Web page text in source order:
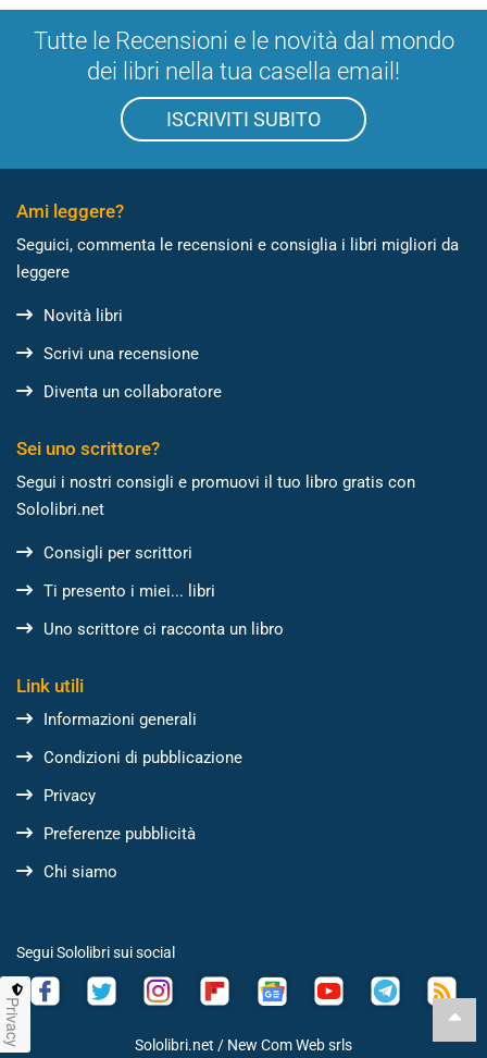
Tutte le Recensioni e le novità dal mondo
dei libri nella tua casella email!
ISCRIVITI SUBITO
Ami leggere?
Seguici, commenta le recensioni e consiglia i libri migliori da
leggere
Novità libri
Scrivi una recensione
Diventa un collaboratore
Sei uno scrittore?
Segui i nostri consigli e promuovi il tuo libro gratis con
Sololibri.net
Consigli per scrittori
Ti presento i miei... libri
Uno scrittore ci racconta un libro
Link utili
Informazioni generali
Condizioni di pubblicazione
Privacy
Preferenze pubblicità
Chi siamo
Segui Sololibri sui social
Sololibri.net / New Com Web srls
Privacy